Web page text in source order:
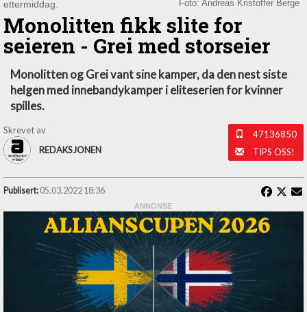
ettermiddag.
Foto: Andreas Kristoffer Berge
Monolitten fikk slite for
seieren - Grei med storseier
Monolitten og Grei vant sine kamper, da den nest siste
helgen med innebandykamper i eliteserien for kvinner
spilles.
Skrevet av
REDAKSJONEN
47136850
TIPS OSS!
Publisert: 05.03.2022 18:36